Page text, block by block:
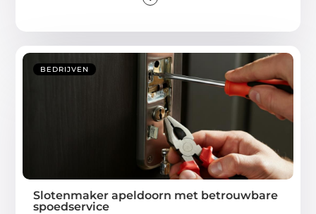
BEDRIJVEN
Slotenmaker apeldoorn met betrouwbare
spoedservice